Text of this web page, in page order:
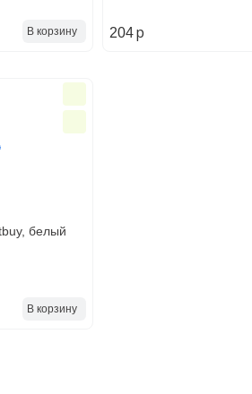
В корзину 204p
белый
В корзину